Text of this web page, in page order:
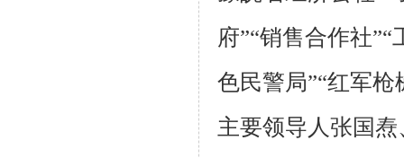
府”“销售合作社”“
色民警局”“红军
主要领导人张国焘